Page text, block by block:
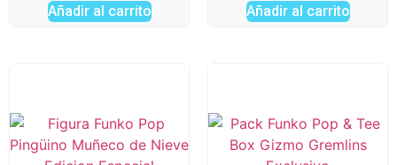
Añadir al carrito Añadir al carrito